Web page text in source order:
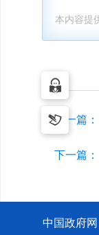
本内容提
上一篇：
下一篇：
中国政府网